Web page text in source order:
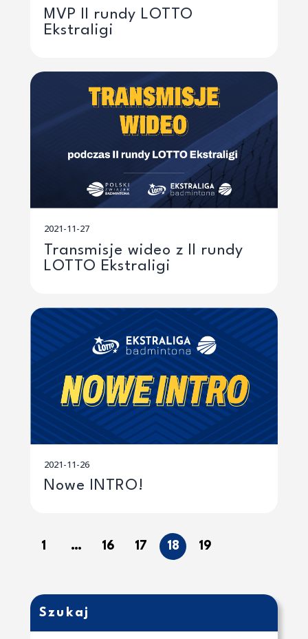
MVP II rundy LOTTO
Ekstraligi
2021-11-27
Transmisje wideo z II rundy
LOTTO Ekstraligi
2021-11-26
Nowe INTRO!
1 … 16 17 18 19
Szukaj